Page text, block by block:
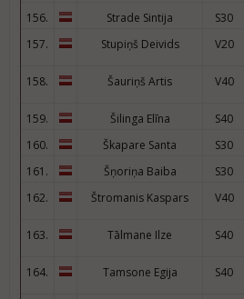
156.
Strade Sintija
S30
157.
Stupiņš Deivids V20
158. Šauriņš Artis V40
159. Šilinga Elīna
S40
160.
Škapare Santa
S30
161.
Šņoriņa Baiba
S30
162.
Štromanis Kaspars V40
163. Tālmane Ilze S40
164. Tamsone Egija S40